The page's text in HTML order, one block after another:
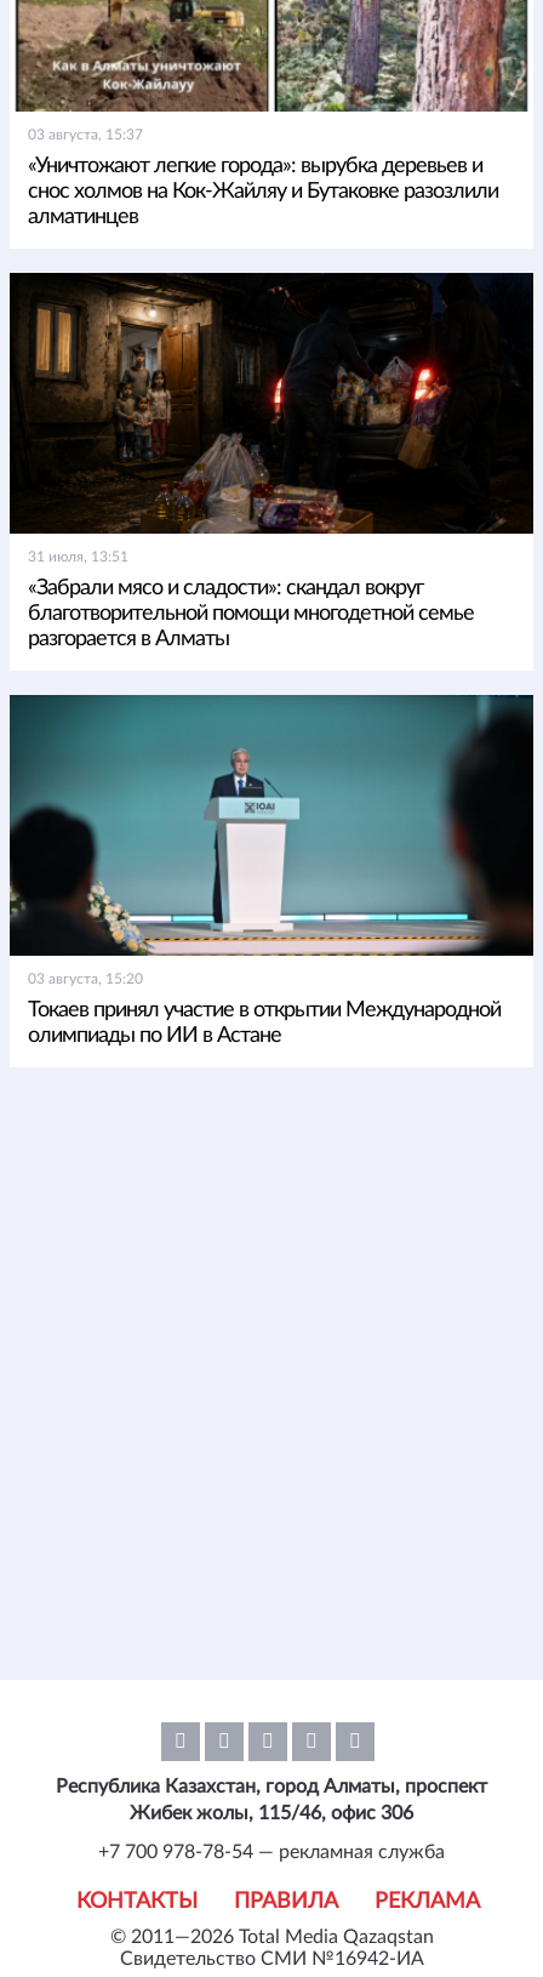
03 августа, 15:37
«Уничтожают легкие города»: вырубка деревьев и
снос холмов на Кок-Жайляу и Бутаковке разозлили
алматинцев
31 июля, 13:51
«Забрали мясо и сладости»: скандал вокруг
благотворительной помощи многодетной семье
разгорается в Алматы
03 августа, 15:20
Токаев принял участие в открытии Международной
олимпиады по ИИ в Астане
© 2011—2026 Total Media Qazaqstan
Свидетельство СМИ №16942-ИА
КОНТАКТЫ ПРАВИЛА РЕКЛАМА
Республика Казахстан, город Алматы, проспект
Жибек жолы, 115/46, офис 306
+7 700 978-78-54 — рекламная служба